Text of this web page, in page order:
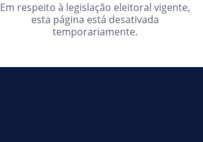
Em respeito à legislação eleitoral vigente,
esta página está desativada
temporariamente.